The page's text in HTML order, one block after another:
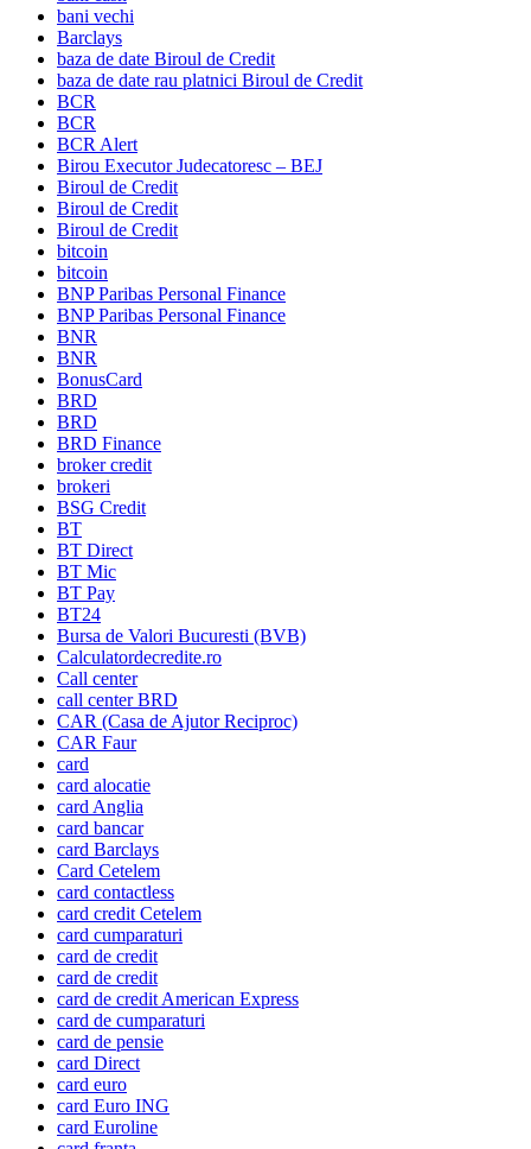
bani vechi
Barclays
baza de date Biroul de Credit
baza de date rau platnici Biroul de Credit
BCR
BCR
BCR Alert
Birou Executor Judecatoresc – BEJ
Biroul de Credit
Biroul de Credit
Biroul de Credit
bitcoin
bitcoin
BNP Paribas Personal Finance
BNP Paribas Personal Finance
BNR
BNR
BonusCard
BRD
BRD
BRD Finance
broker credit
brokeri
BSG Credit
BT
BT Direct
BT Mic
BT Pay
BT24
Bursa de Valori Bucuresti (BVB)
Calculatordecredite.ro
Call center
call center BRD
CAR (Casa de Ajutor Reciproc)
CAR Faur
card
card alocatie
card Anglia
card bancar
card Barclays
Card Cetelem
card contactless
card credit Cetelem
card cumparaturi
card de credit
card de credit
card de credit American Express
card de cumparaturi
card de pensie
card Direct
card euro
card Euro ING
card Euroline